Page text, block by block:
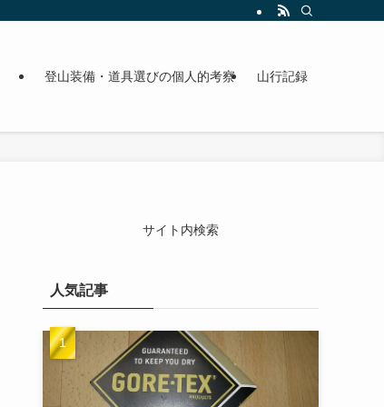
登山装備・道具選びの個人的考察 山行記録
サイト内検索
人気記事